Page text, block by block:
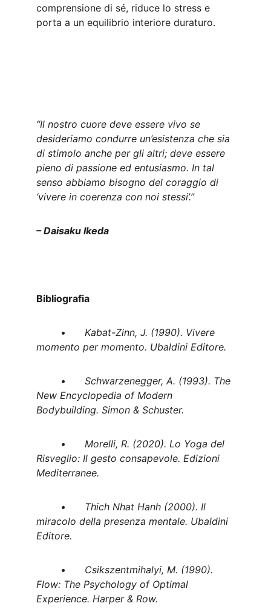
comprensione di sé, riduce lo stress e
porta a un equilibrio interiore duraturo.
“Il nostro cuore deve essere vivo se
desideriamo condurre un’esistenza che sia
di stimolo anche per gli altri; deve essere
pieno di passione ed entusiasmo. In tal
senso abbiamo bisogno del coraggio di
‘vivere in coerenza con noi stessi’.”
– Daisaku Ikeda
Bibliografia
Kabat-Zinn, J. (1990). Vivere
momento per momento. Ubaldini Editore.
New Encyclopedia of Modern
Bodybuilding. Simon & Schuster.
Risveglio: Il gesto consapevole. Edizioni
Mediterranee.
miracolo della presenza mentale. Ubaldini
Editore.
Flow: The Psychology of Optimal
Experience. Harper & Row.